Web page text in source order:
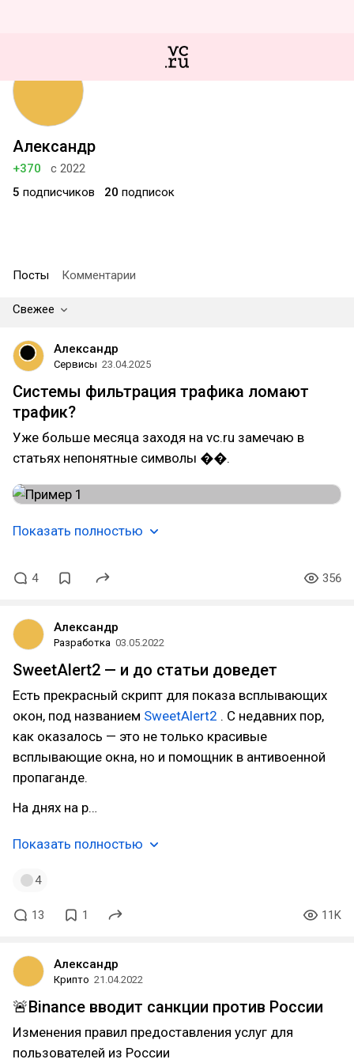
Александр
+370
с 2022
5 подписчиков 20 подписок
Посты Комментарии
Свежее
Александр
Сервисы 23.04.2025
Системы фильтрация трафика ломают
трафик?
Уже больше месяца заходя на vc.ru замечаю в
статьях непонятные символы ��.
Показать полностью
4 356
Александр
Разработка 03.05.2022
SweetAlert2 — и до статьи доведет
Есть прекрасный скрипт для показа всплывающих
окон, под названием SweetAlert2 . С недавних пор,
как оказалось — это не только красивые
всплывающие окна, но и помощник в антивоенной
пропаганде.
На днях на р…
Показать полностью
4
13 1 11K
Александр
Крипто 21.04.2022
🚨Binance вводит санкции против России
Изменения правил предоставления услуг для
пользователей из России